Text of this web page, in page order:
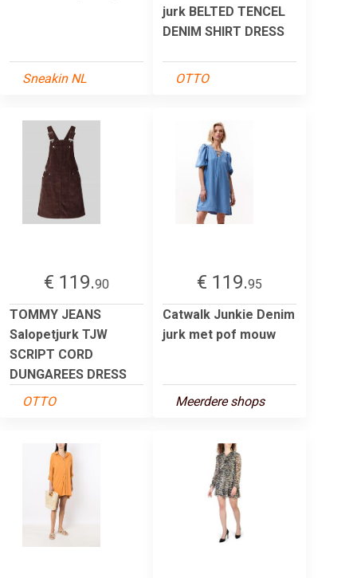
Sneakin NL
jurk BELTED TENCEL
DENIM SHIRT DRESS
OTTO
€ 119.90
TOMMY JEANS
Salopetjurk TJW
SCRIPT CORD
DUNGAREES DRESS
OTTO
€ 119.95
Catwalk Junkie Denim
jurk met pof mouw
Meerdere shops